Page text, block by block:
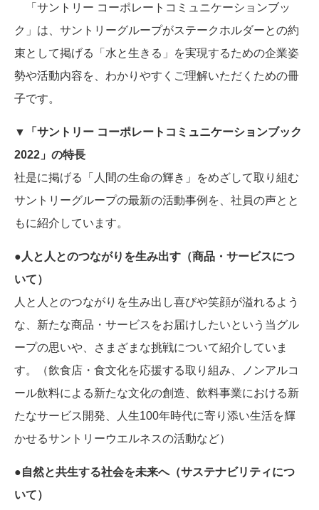
「サントリー コーポレートコミュニケーションブッ
ク」は、サントリーグループがステークホルダーとの約
束として掲げる「水と生きる」を実現するための企業姿
勢や活動内容を、わかりやすくご理解いただくための冊
子です。
▼「サントリー コーポレートコミュニケーションブック
2022」の特長
社是に掲げる「人間の生命の輝き」をめざして取り組む
サントリーグループの最新の活動事例を、社員の声とと
もに紹介しています。
●人と人とのつながりを生み出す（商品・サービスにつ
いて）
人と人とのつながりを生み出し喜びや笑顔が溢れるよう
な、新たな商品・サービスをお届けしたいという当グル
ープの思いや、さまざまな挑戦について紹介していま
す。（飲食店・食文化を応援する取り組み、ノンアルコ
ール飲料による新たな文化の創造、飲料事業における新
たなサービス開発、人生100年時代に寄り添い生活を輝
かせるサントリーウエルネスの活動など）
●自然と共生する社会を未来へ（サステナビリティにつ
いて）